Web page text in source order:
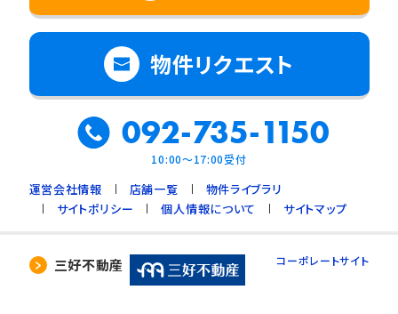
物件リクエスト
092-735-1150
10:00～17:00受付
運営会社情報 店舗一覧
物件ライブラリ
サイトポリシー
個人情報について サイトマップ
三好不動産 コーポレートサイト